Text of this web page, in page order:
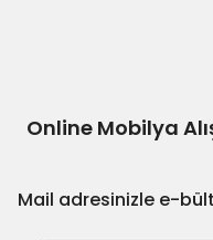
Online Mobilya
Mail adresinizle e-